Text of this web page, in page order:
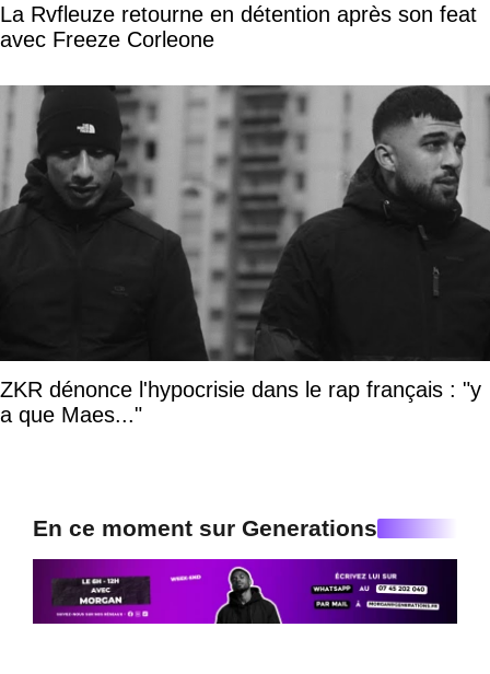
La Rvfleuze retourne en détention après son feat
avec Freeze Corleone
ZKR dénonce l'hypocrisie dans le rap français : "y
a que Maes..."
En ce moment sur Generations